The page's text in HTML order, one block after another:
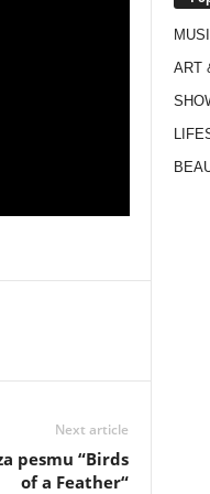
Next article
pesmu “Birds
of a Feather“
ART